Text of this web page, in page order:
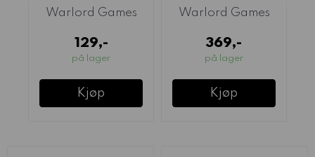
(Warlord)
Warlord Games
129,-
på lager
Kjøp
Infantry Section
Warlord Games
369,-
på lager
Kjøp